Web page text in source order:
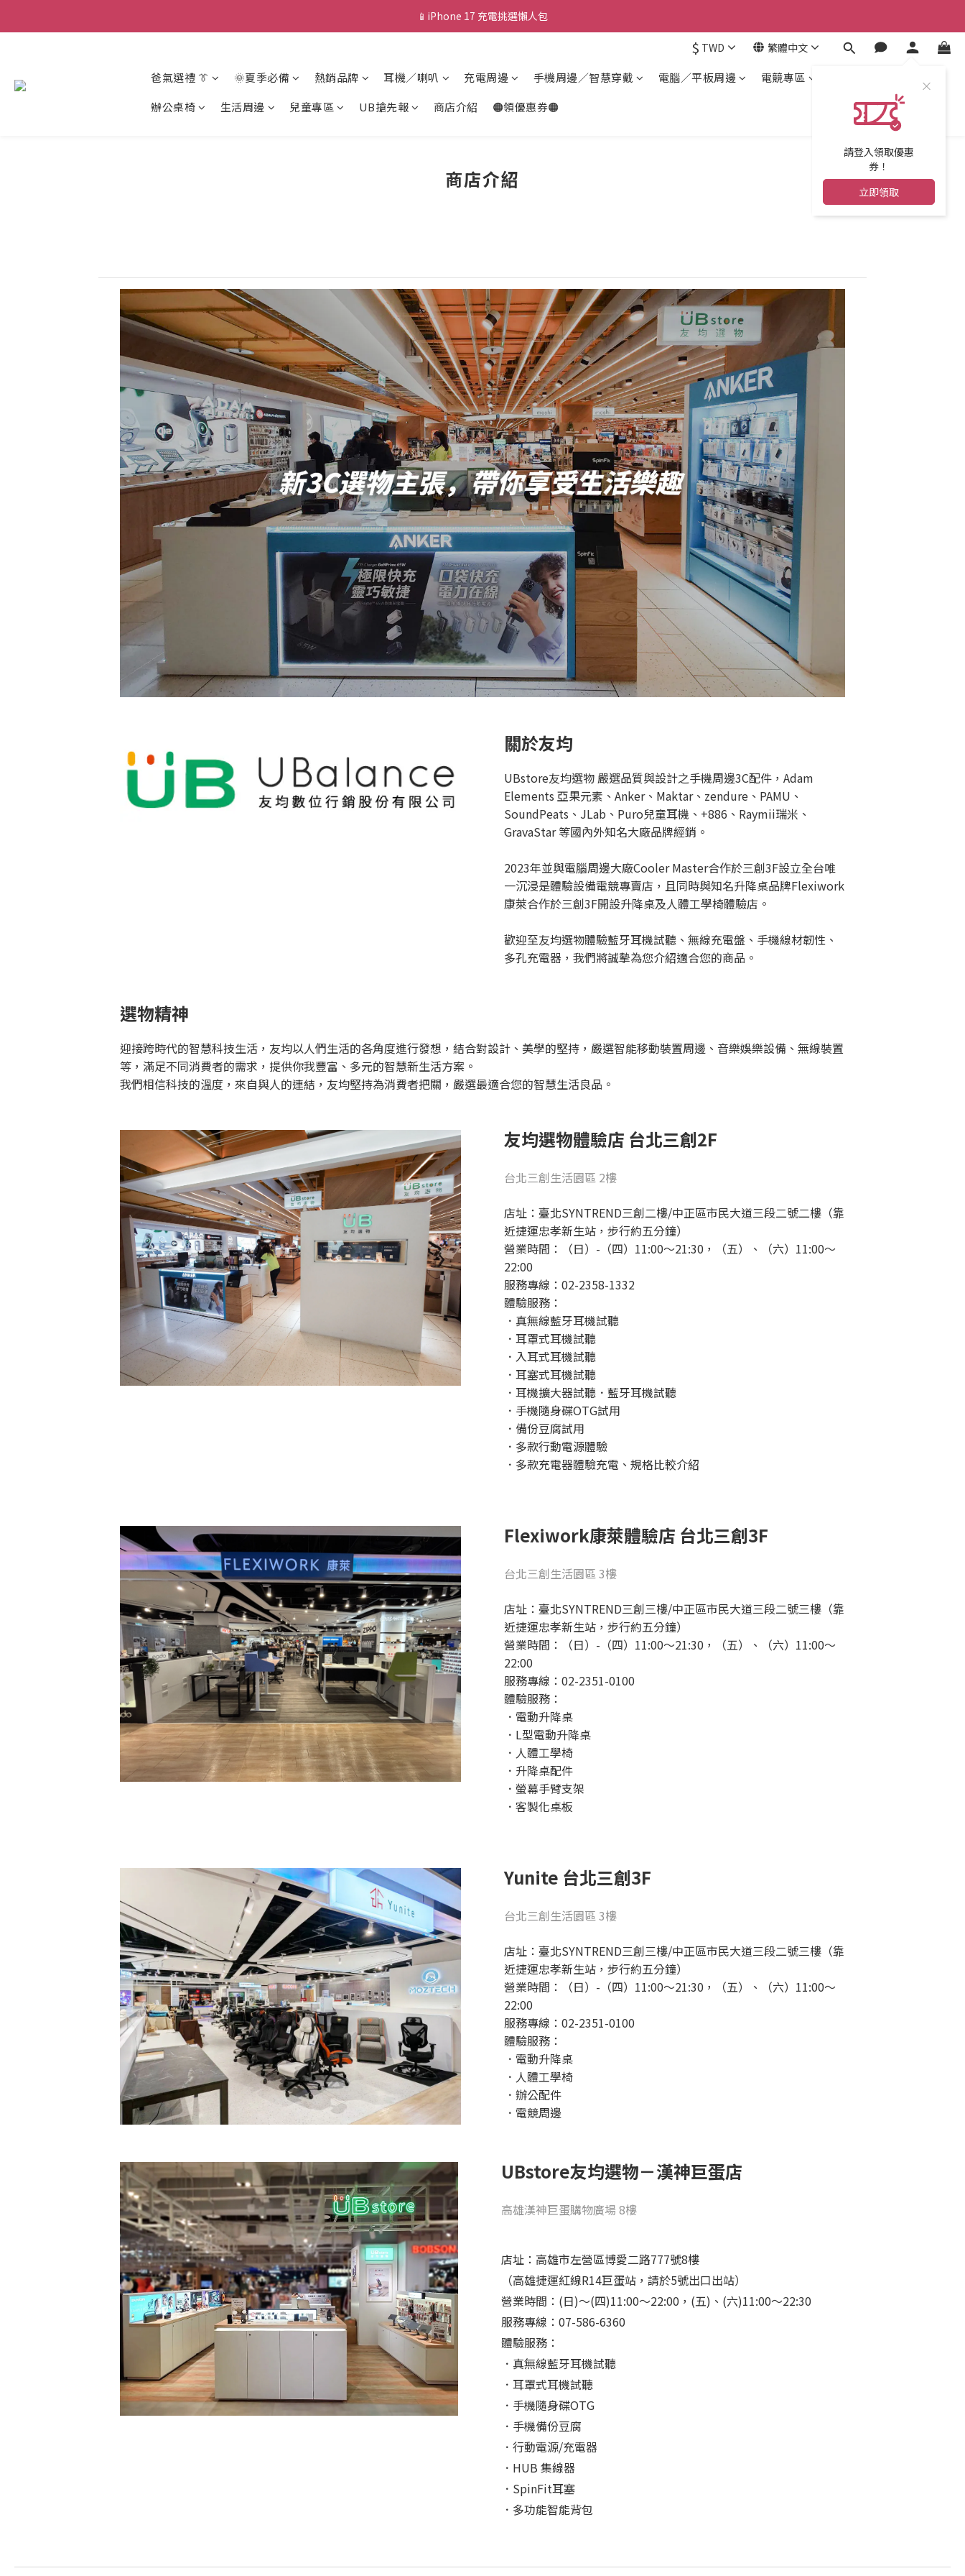
💰新會員送 $88 購物金
📱iPhone 17 充電挑選懶人包
💰新會員送 $88 購物金
$ TWD 繁體中文
請登入領取優惠
券！
立即領取
爸氣選禮 👔 🌞夏季必備 熱銷品牌 耳機／喇叭 充電周邊 手機周邊／智慧穿戴 電腦／平板周邊
電競專區
辦公桌椅
生活周邊 兒童專區 UB搶先報 商店介紹 🟠領優惠券🟠
商店介紹
關於友均
UBstore友均選物 嚴選品質與設計之手機周邊3C配件，Adam
Elements 亞果元素、Anker、Maktar、zendure、PAMU、
SoundPeats、JLab、Puro兒童耳機、+886、Raymii瑞米、
GravaStar 等國內外知名大廠品牌經銷。
2023年並與電腦周邊大廠Cooler Master合作於三創3F設立全台唯
一沉浸是體驗設備電競專賣店，且同時與知名升降桌品牌Flexiwork
康萊合作於三創3F開設升降桌及人體工學椅體驗店。
歡迎至友均選物體驗藍牙耳機試聽、無線充電盤、手機線材韌性、
多孔充電器，我們將誠摰為您介紹適合您的商品。
選物精神
迎接跨時代的智慧科技生活，友均以人們生活的各角度進行發想，結合對設計、美學的堅持，嚴選智能移動裝置周邊、音樂娛樂設備、無線裝置
等，滿足不同消費者的需求，提供你我豐富、多元的智慧新生活方案。
我們相信科技的溫度，來自與人的連結，友均堅持為消費者把關，嚴選最適合您的智慧生活良品。
友均選物體驗店 台北三創2F
台北三創生活園區 2樓
店址：臺北SYNTREND三創二樓/中正區市民大道三段二號二樓（靠
近捷運忠孝新生站，步行約五分鐘）
營業時間：（日）-（四）11:00～21:30，（五）、（六）11:00～
22:00
服務專線：02-2358-1332
體驗服務：
．真無線藍牙耳機試聽
．耳罩式耳機試聽
．入耳式耳機試聽
．耳塞式耳機試聽
．耳機擴大器試聽．藍牙耳機試聽
．手機隨身碟OTG試用
．備份豆腐試用
．多款行動電源體驗
．多款充電器體驗充電、規格比較介紹
Flexiwork康萊體驗店 台北三創3F
台北三創生活園區 3樓
店址：臺北SYNTREND三創三樓/中正區市民大道三段二號三樓（靠
近捷運忠孝新生站，步行約五分鐘）
營業時間：（日）-（四）11:00～21:30，（五）、（六）11:00～
22:00
服務專線：02-2351-0100
體驗服務：
．電動升降桌
．L型電動升降桌
．人體工學椅
．升降桌配件
．螢幕手臂支架
．客製化桌板
Yunite 台北三創3F
台北三創生活園區 3樓
店址：臺北SYNTREND三創三樓/中正區市民大道三段二號三樓（靠
近捷運忠孝新生站，步行約五分鐘）
營業時間：（日）-（四）11:00～21:30，（五）、（六）11:00～
22:00
服務專線：02-2351-0100
體驗服務：
．電動升降桌
．人體工學椅
．辦公配件
．電競周邊
UBstore友均選物－漢神巨蛋店
高雄漢神巨蛋購物廣場 8樓
店址：高雄市左營區博愛二路777號8樓
（高雄捷運紅線R14巨蛋站，請於5號出口出站）
營業時間：(日)～(四)11:00～22:00，(五)、(六)11:00～22:30
服務專線：07-586-6360
體驗服務：
．真無線藍牙耳機試聽
．耳罩式耳機試聽
．手機隨身碟OTG
．手機備份豆腐
．行動電源/充電器
．HUB 集線器
．SpinFit耳塞
．多功能智能背包